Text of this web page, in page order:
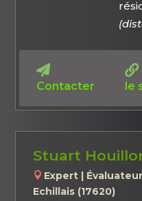
Contacter
le
Stuart
Expert |
Echillais (17620)